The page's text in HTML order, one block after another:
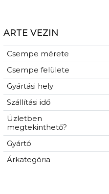
ARTE VEZIN
Csempe mérete
Csempe felülete
Gyártási hely
Szállítási idő
Üzletben
megtekinthető?
Gyártó
Árkategória